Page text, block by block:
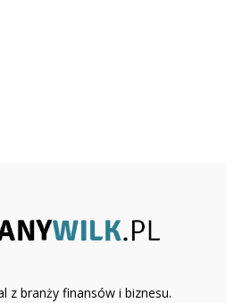
z branży finansów i biznesu.